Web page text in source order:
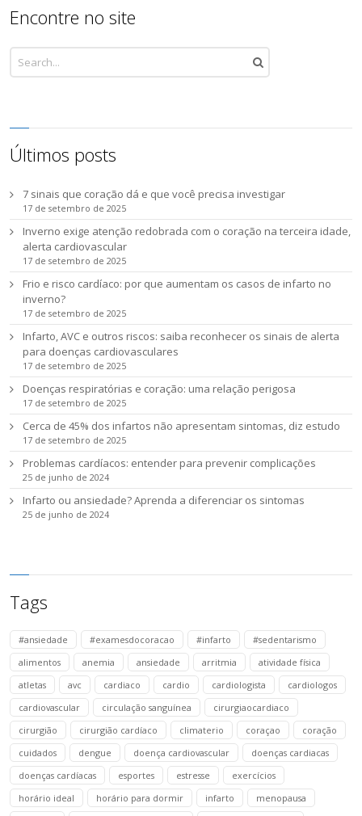
Encontre no site
Últimos posts
7 sinais que coração dá e que você precisa investigar
17 de setembro de 2025
Inverno exige atenção redobrada com o coração na terceira idade,
alerta cardiovascular
17 de setembro de 2025
Frio e risco cardíaco: por que aumentam os casos de infarto no
inverno?
17 de setembro de 2025
Infarto, AVC e outros riscos: saiba reconhecer os sinais de alerta
para doenças cardiovasculares
17 de setembro de 2025
Doenças respiratórias e coração: uma relação perigosa
17 de setembro de 2025
Cerca de 45% dos infartos não apresentam sintomas, diz estudo
17 de setembro de 2025
Problemas cardíacos: entender para prevenir complicações
25 de junho de 2024
Infarto ou ansiedade? Aprenda a diferenciar os sintomas
25 de junho de 2024
Tags
#ansiedade #examesdocoracao #infarto
#sedentarismo
alimentos
anemia ansiedade arritmia
atividade física
atletas
avc cardiaco cardio cardiologista
cardiologos
cardiovascular
circulação sanguínea
cirurgiaocardiaco
cirurgião
cirurgião cardíaco climaterio coraçao
coração
cuidados
dengue doença cardiovascular
doenças cardiacas
doenças cardíacas
esportes estresse
exercícios
horário ideal
horário para dormir infarto
menopausa